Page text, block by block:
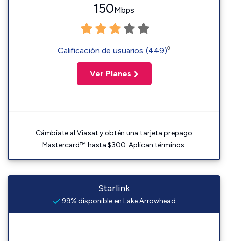
150Mbps
Calificación de usuarios (449)◊
Ver Planes
Cámbiate al Viasat y obtén una tarjeta prepago
Mastercard™ hasta $300. Aplican términos.
Starlink
99% disponible en Lake Arrowhead